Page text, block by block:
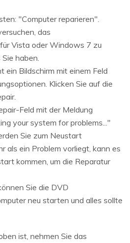
"Computer reparieren".
das
Vista oder Windows 7 zu
haben.
ein Bildschirm mit einem Feld
Klicken Sie auf die
Feld mit der Meldung
your system for problems..."
Sie zum Neustart
als ein Problem vorliegt, kann es
kommen, um die Reparatur
Sie die DVD
neu starten und alles sollte
ist, nehmen Sie das